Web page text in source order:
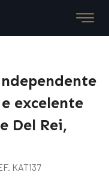
excelente
Del Rei,
KAT137